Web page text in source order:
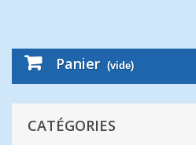
Panier (vide)
CATÉGORIES